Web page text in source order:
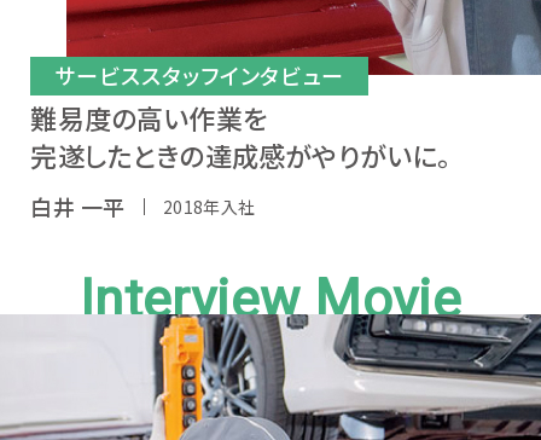
新卒採用募集
中途採用募集
サービススタッフインタビュー
難易度の高い作業を
完遂したときの達成感がやりがいに。
白井 一平 2018年入社
Interview Movie